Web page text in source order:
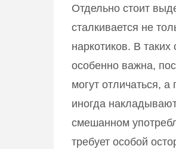
Отдельно стоит
сталкивается не
наркотиков. В
особенно важна,
могут отличаться,
иногда
смешанном
требует особой